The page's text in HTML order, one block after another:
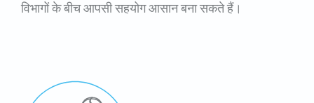
विभागों के बीच आपसी सहयोग आसान बना सकते हैं।